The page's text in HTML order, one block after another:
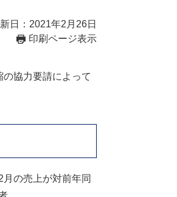
日：2021年2月26日
印刷ページ表示
協力要請によって
の売上が対前年同